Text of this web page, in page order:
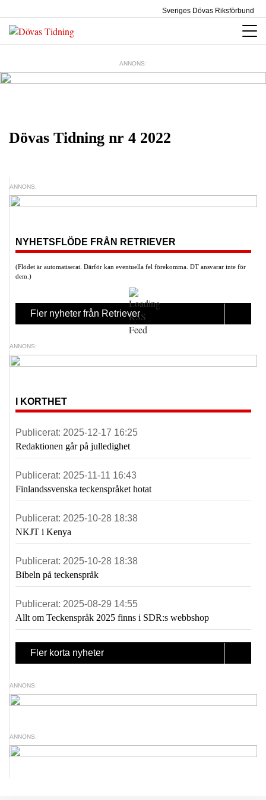
Sveriges Dövas Riksförbund
ANNONS:
Dövas Tidning nr 4 2022
ANNONS:
NYHETSFLÖDE FRÅN RETRIEVER
(Flödet är automatiserat. Därför kan eventuella fel förekomma. DT ansvarar inte för
dem.)
Fler nyheter från Retriever
ANNONS:
I KORTHET
Publicerat: 2025-12-17 16:25
Redaktionen går på julledighet
Publicerat: 2025-11-11 16:43
Finlandssvenska teckenspråket hotat
Publicerat: 2025-10-28 18:38
NKJT i Kenya
Publicerat: 2025-10-28 18:38
Bibeln på teckenspråk
Publicerat: 2025-08-29 14:55
Allt om Teckenspråk 2025 finns i SDR:s webbshop
Fler korta nyheter
ANNONS:
ANNONS: